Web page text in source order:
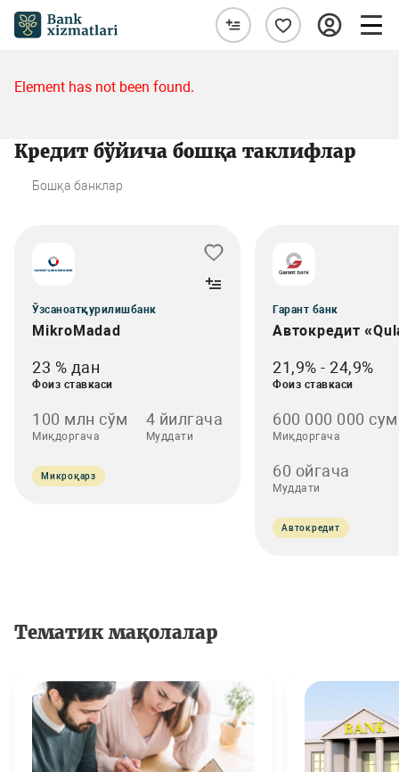
Element has not been found.
Кредит бўйича бошқа таклифлар
Бошқа банклар
Ўзсаноатқурилишбанк
MikroMadad
23 % дан
Фоиз ставкаси
100 млн сўм
Миқдоргача
4 йилгача
Муддати
Микроқарз
Гарант банк
Автокредит
21,9% - 24,9%
Фоиз ставкаси
600 000 000 сум
Миқдоргача
60 ойгача
Муддати
Автокредит
Тематик мақолалар